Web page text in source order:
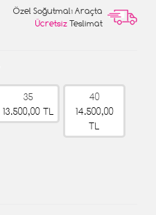
Özel Soğutmalı Araçta
Ücretsiz Teslimat
35
13.500,00 TL
40
14.500,00
TL